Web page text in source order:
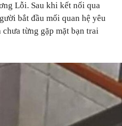
Lỗi. Sau khi kết nối qua
bắt đầu mối quan hệ yêu
từng gặp mặt bạn trai